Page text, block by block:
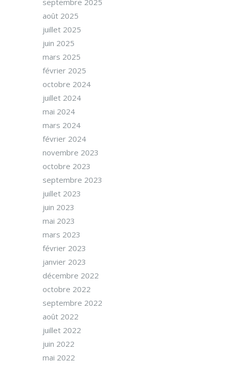
août 2025
juillet 2025
juin 2025
mars 2025
février 2025
octobre 2024
juillet 2024
mai 2024
mars 2024
février 2024
novembre 2023
octobre 2023
septembre 2023
juillet 2023
juin 2023
mai 2023
mars 2023
février 2023
janvier 2023
décembre 2022
octobre 2022
septembre 2022
août 2022
juillet 2022
juin 2022
mai 2022